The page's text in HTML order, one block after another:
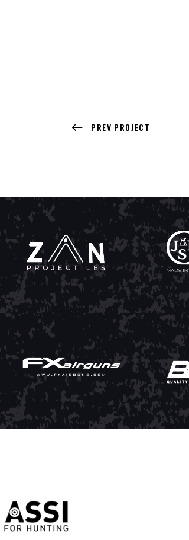
PREV PROJECT